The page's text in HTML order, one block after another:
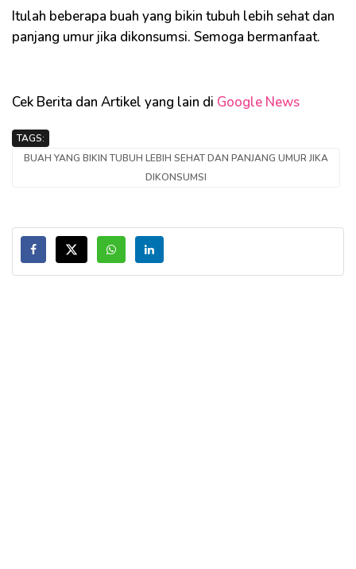
Itulah beberapa buah yang bikin tubuh lebih sehat dan
panjang umur jika dikonsumsi. Semoga bermanfaat.
Cek Berita dan Artikel yang lain di Google News
TAGS:
BUAH YANG BIKIN TUBUH LEBIH SEHAT DAN PANJANG UMUR JIKA
DIKONSUMSI